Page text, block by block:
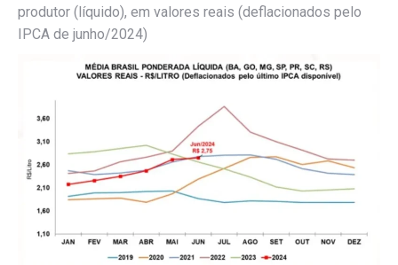
produtor (líquido), em valores reais (deflacionados pelo
IPCA de junho/2024)